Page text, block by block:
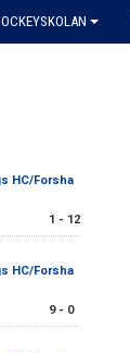
HC/Forsha
1 - 12
HC/Forsha
9 - 0